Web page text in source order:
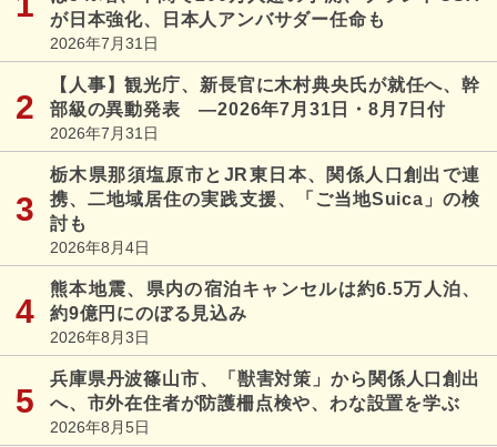
が日本強化、日本人アンバサダー任命も
2026年7月31日
【人事】観光庁、新長官に木村典央氏が就任へ、幹
部級の異動発表 ―2026年7月31日・8月7日付
2026年7月31日
栃木県那須塩原市とJR東日本、関係人口創出で連
携、二地域居住の実践支援、「ご当地Suica」の検
討も
2026年8月4日
熊本地震、県内の宿泊キャンセルは約6.5万人泊、
約9億円にのぼる見込み
2026年8月3日
兵庫県丹波篠山市、「獣害対策」から関係人口創出
へ、市外在住者が防護柵点検や、わな設置を学ぶ
2026年8月5日